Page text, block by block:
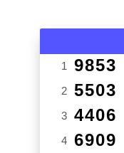
1 9853
2 5503
3 4406
4 6909